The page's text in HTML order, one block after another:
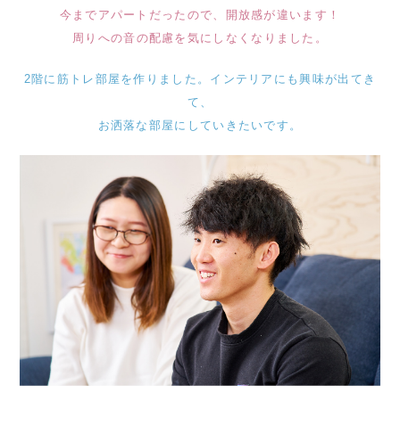
今までアパートだったので、開放感が違います！
周りへの音の配慮を気にしなくなりました。
2階に筋トレ部屋を作りました。インテリアにも興味が出てき
て、
お洒落な部屋にしていきたいです。